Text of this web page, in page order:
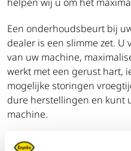
Een onderhoudsbeurt bij
dealer is een slimme zet.
van uw machine,
werkt met een gerust hart,
mogelijke storingen
dure herstellingen en kunt
machine.
Wij bieden een breed